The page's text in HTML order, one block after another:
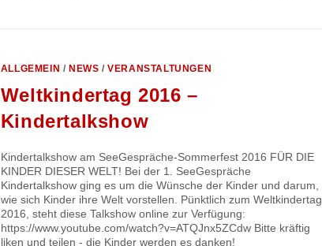
ALLGEMEIN / NEWS /VERANSTALTUNGEN
Weltkindertag 2016 –
Kindertalkshow
Kindertalkshow am SeeGespräche-Sommerfest 2016 FÜR DIE
KINDER DIESER WELT! Bei der 1. SeeGespräche
Kindertalkshow ging es um die Wünsche der Kinder und darum,
wie sich Kinder ihre Welt vorstellen. Pünktlich zum Weltkindertag
2016, steht diese Talkshow online zur Verfügung:
https://www.youtube.com/watch?v=ATQJnx5ZCdw Bitte kräftig
liken und teilen - die Kinder werden es danken!